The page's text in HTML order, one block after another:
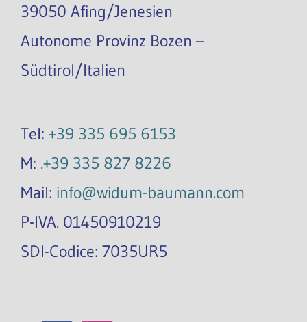
39050 Afing/Jenesien
Autonome Provinz Bozen –
Südtirol/Italien
Tel: +39 335 695 6153
M: .+39 335 827 8226
Mail: info@widum-baumann.com
P-IVA. 01450910219
SDI-Codice: 7035UR5